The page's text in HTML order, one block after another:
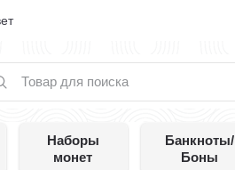
Наборы
монет
Банкноты/
Боны